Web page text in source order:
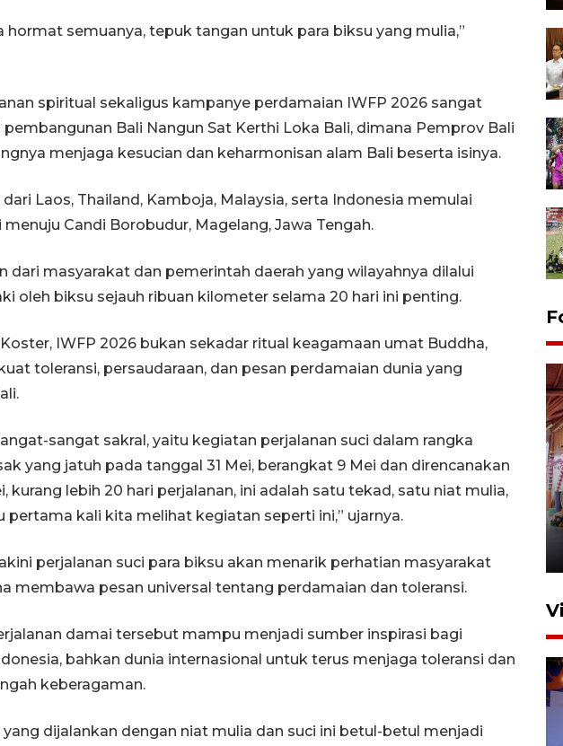
hormat semuanya, tepuk tangan untuk para biksu yang mulia,”
spiritual sekaligus kampanye perdamaian IWFP 2026 sangat
pembangunan Bali Nangun Sat Kerthi Loka Bali, dimana Pemprov Bali
menjaga kesucian dan keharmonisan alam Bali beserta isinya.
Laos, Thailand, Kamboja, Malaysia, serta Indonesia memulai
menuju Candi Borobudur, Magelang, Jawa Tengah.
dari masyarakat dan pemerintah daerah yang wilayahnya dilalui
oleh biksu sejauh ribuan kilometer selama 20 hari ini penting.
IWFP 2026 bukan sekadar ritual keagamaan umat Buddha,
toleransi, persaudaraan, dan pesan perdamaian dunia yang
sangat sakral, yaitu kegiatan perjalanan suci dalam rangka
yang jatuh pada tanggal 31 Mei, berangkat 9 Mei dan direncanakan
kurang lebih 20 hari perjalanan, ini adalah satu tekad, satu niat mulia,
pertama kali kita melihat kegiatan seperti ini,” ujarnya.
perjalanan suci para biksu akan menarik perhatian masyarakat
membawa pesan universal tentang perdamaian dan toleransi.
damai tersebut mampu menjadi sumber inspirasi bagi
bahkan dunia internasional untuk terus menjaga toleransi dan
keberagaman.
dijalankan dengan niat mulia dan suci ini betul-betul menjadi
Laga Indonesia Super Cup
2026, Chelsea tekuk AC Milan
3-0